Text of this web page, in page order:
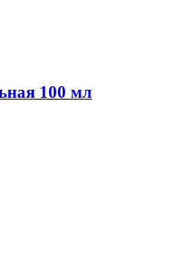
100 мл